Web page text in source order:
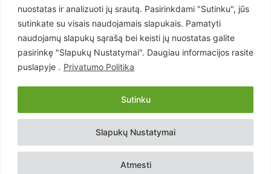
nuostatas ir analizuoti jų srautą. Pasirinkdami "Sutinku", jūs
sutinkate su visais naudojamais slapukais. Pamatyti
naudojamų slapukų sąrašą bei keisti jų nuostatas galite
pasirinkę "Slapukų Nustatymai". Daugiau informacijos rasite
puslapyje . Privatumo Politika
Slapukų Nustatymai
Atmesti
Sutinku
Lietuva
619
Pasaulis
Статьи на русском
Articles in english
Copyright © 2026 UAB „Goruva“. Visos teisės saugomos.
Kontaktai Prenumerata Privatumo Politika Naudojimosi Taisyklės